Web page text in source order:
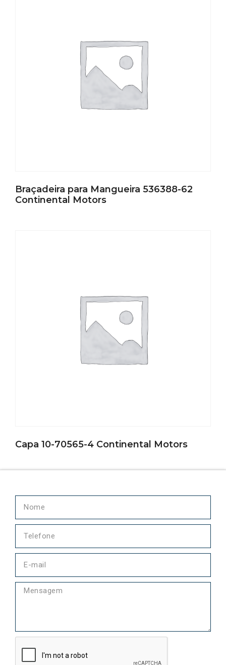
Braçadeira para Mangueira 536388-62
Continental Motors
Capa 10-70565-4 Continental Motors